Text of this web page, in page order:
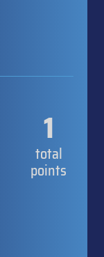
1
total
points